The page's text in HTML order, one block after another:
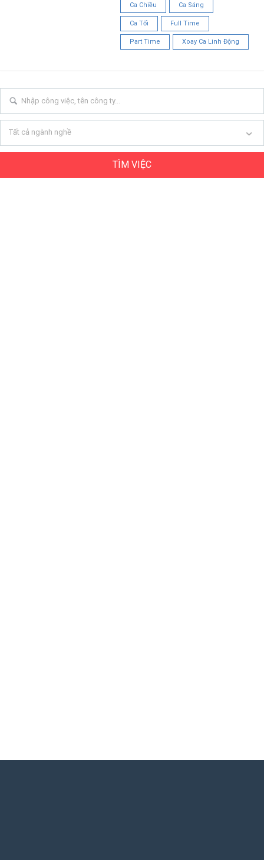
Ca Chiều Ca Sáng
Ca Tối Full Time
Part Time Xoay Ca Linh Động
Tất cả ngành nghề